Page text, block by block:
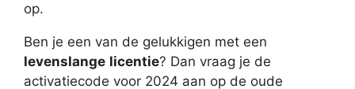
op.
Ben je een van de gelukkigen met een
levenslange licentie? Dan vraag je de
activatiecode voor 2024 aan op de oude